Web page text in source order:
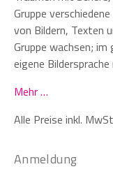
Gruppe
von Bildern, Texten
Gruppe wachsen;
eigene
Mehr …
Alle Preise inkl.
Anmeldung